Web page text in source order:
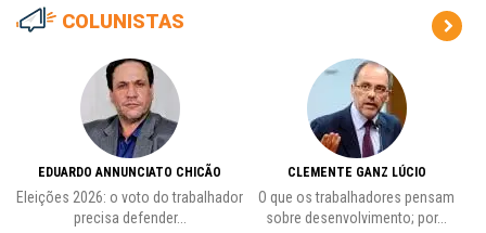
COLUNISTAS
EDUARDO ANNUNCIATO CHICÃO
Eleições 2026: o voto do trabalhador
precisa defender...
CLEMENTE GANZ LÚCIO
O que os trabalhadores pensam
sobre desenvolvimento; por...